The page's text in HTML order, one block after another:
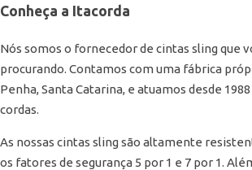
Conheça a Itacorda
Nós somos o fornecedor de cintas sling que
procurando. Contamos com uma fábrica
Penha, Santa Catarina, e atuamos desde
cordas.
As nossas cintas sling são altamente
os fatores de segurança 5 por 1 e 7 por 1.